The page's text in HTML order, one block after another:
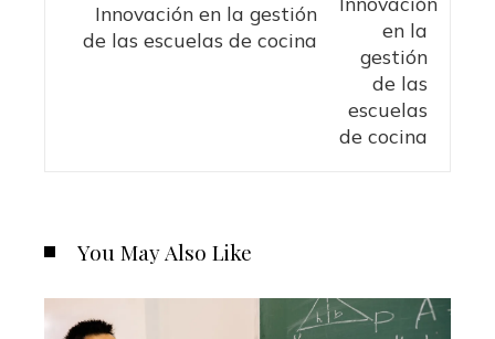
Innovación en la gestión
de las escuelas de cocina
You May Also Like